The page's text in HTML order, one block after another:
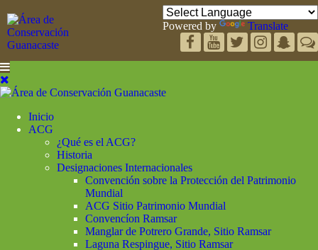
Powered by Translate
Inicio
ACG
¿Qué es el ACG?
Historia
Designaciones Internacionales
Convención sobre la Protección del Patrimonio
Mundial
ACG Sitio Patrimonio Mundial
Convencíon Ramsar
Manglar de Potrero Grande, Sitio Ramsar
Laguna Respingue, Sitio Ramsar